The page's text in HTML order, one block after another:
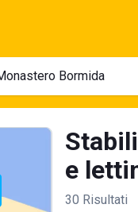
e
30 Risultati